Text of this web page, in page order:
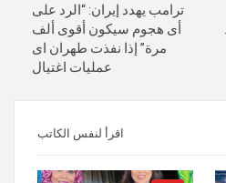
ترامب يهدد إيران: “الرد على
أى هجوم سيكون أقوى ألف
مرة” إذا نفذت طهران اى
عمليات اغتيال
اقرأ لنفس الكاتب